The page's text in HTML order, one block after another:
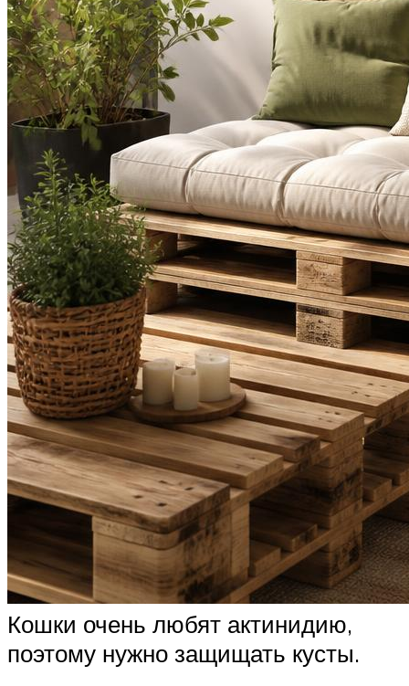
Кошки очень любят актинидию,
поэтому нужно защищать кусты.